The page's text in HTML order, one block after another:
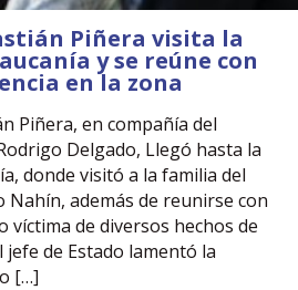
Piñera visita la
y se reúne con
en la zona
Piñera, en compañía del
Delgado, Llegó hasta la
donde visitó a la familia del
Nahín, además de reunirse con
víctima de diversos hechos de
jefe de Estado lamentó la
[…]